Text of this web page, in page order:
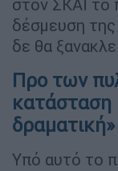
στον ΣΚΑΪ το
δέσμευση της
δε θα
Προ των
κατάσταση
δραματική»
Υπό αυτό το